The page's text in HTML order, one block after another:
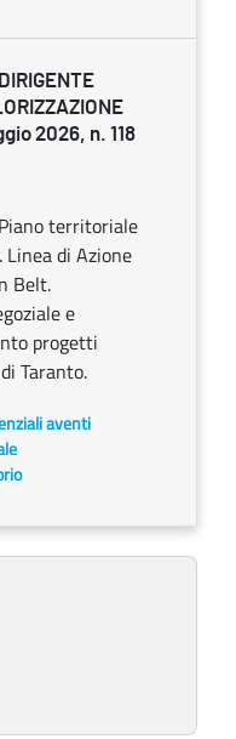
2026, n. 118
territoriale
di Azione
Belt.
e
progetti
Taranto.
aventi